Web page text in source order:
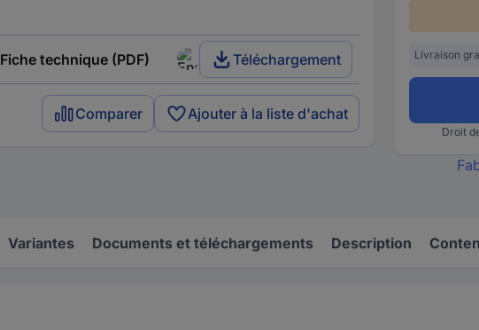
Fiche technique (PDF) Téléchargement
Comparer Ajouter à la liste d'achat
Livraison
Droit
Variantes Documents et téléchargements Description